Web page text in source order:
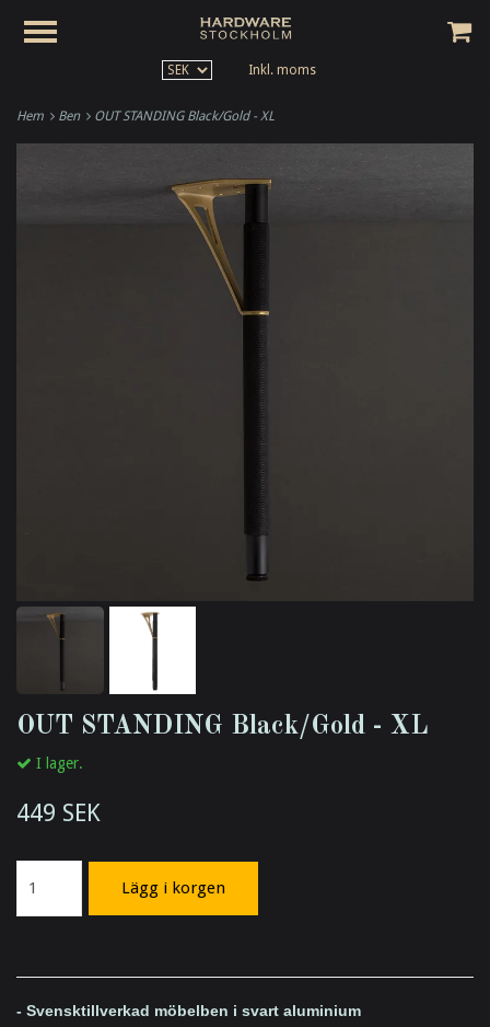
Hem Ben OUT STANDING Black/Gold - XL
OUT STANDING Black/Gold - XL
I lager.
449 SEK
Lägg i korgen
- Svensktillverkad möbelben i svart aluminium
Inkl. moms